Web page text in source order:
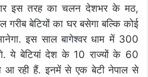
इस तरह का चलन देशभर के मठ,
गरीब बेटियों का घर बसेगा बल्कि कोई
इस साल बागेश्वर धाम में 300
ये बेटियां देश के 10 राज्यों के 60
आ रही हैं. इनमें से एक बेटी नेपाल से